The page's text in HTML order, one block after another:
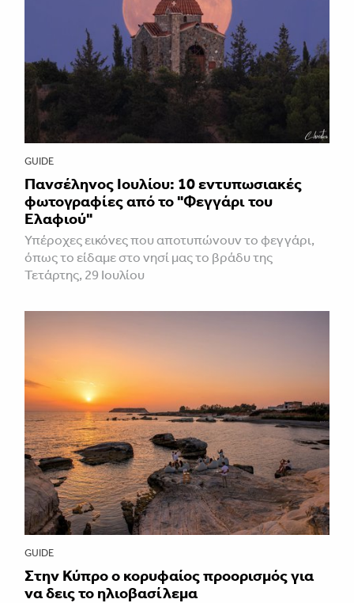
GUIDE
Πανσέληνος Ιουλίου: 10 εντυπωσιακές
φωτογραφίες από το "Φεγγάρι του
Ελαφιού"
Υπέροχες εικόνες που αποτυπώνουν το φεγγάρι,
όπως το είδαμε στο νησί μας το βράδυ της
Τετάρτης, 29 Ιουλίου
GUIDE
Στην Κύπρο ο κορυφαίος προορισμός για
να δεις το ηλιοβασίλεμα